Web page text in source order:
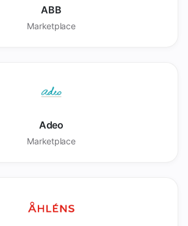
ABB
Marketplace
Adeo
Marketplace